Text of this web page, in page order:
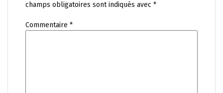
champs obligatoires sont indiqués avec *
Commentaire *